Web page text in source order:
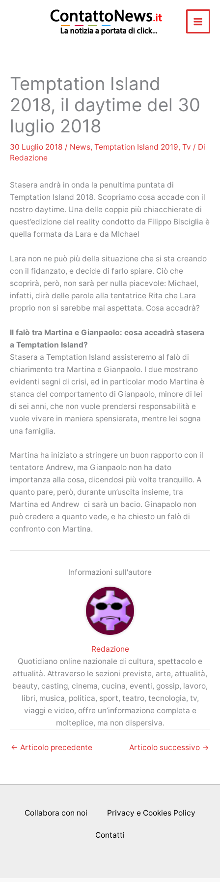
Temptation Island
2018, il daytime del 30
luglio 2018
30 Luglio 2018 / News, Temptation Island 2019, Tv / Di
Redazione
Stasera andrà in onda la penultima puntata di
Temptation Island 2018. Scopriamo cosa accade con il
nostro daytime. Una delle coppie più chiacchierate di
quest’edizione del reality condotto da Filippo Bisciglia è
quella formata da Lara e da MIchael
Lara non ne può più della situazione che si sta creando
con il fidanzato, e decide di farlo spiare. Ciò che
scoprirà, però, non sarà per nulla piacevole: Michael,
infatti, dirà delle parole alla tentatrice Rita che Lara
proprio non si sarebbe mai aspettata. Cosa accadrà?
Il falò tra Martina e Gianpaolo: cosa accadrà stasera
a Temptation Island?
Stasera a Temptation Island assisteremo al falò di
chiarimento tra Martina e Gianpaolo. I due mostrano
evidenti segni di crisi, ed in particolar modo Martina è
stanca del comportamento di Gianpaolo, minore di lei
di sei anni, che non vuole prendersi responsabilità e
vuole vivere in maniera spensierata, mentre lei sogna
una famiglia.
Martina ha iniziato a stringere un buon rapporto con il
tentatore Andrew, ma Gianpaolo non ha dato
importanza alla cosa, dicendosi più volte tranquillo. A
quanto pare, però, durante un’uscita insieme, tra
Martina ed Andrew ci sarà un bacio. Ginapaolo non
può credere a quanto vede, e ha chiesto un falò di
confronto con Martina.
Informazioni sull'autore
Redazione
Quotidiano online nazionale di cultura, spettacolo e
attualità. Attraverso le sezioni previste, arte, attualità,
beauty, casting, cinema, cucina, eventi, gossip, lavoro,
libri, musica, politica, sport, teatro, tecnologia, tv,
viaggi e video, offre un’informazione completa e
molteplice, ma non dispersiva.
← Articolo precedente Articolo successivo →
Collabora con noi Privacy e Cookies Policy
Contatti